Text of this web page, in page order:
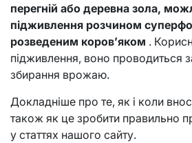
перегній або деревна зола,
підживлення розчином
розведеним коров’яком .
підживлення, воно проводиться
збирання врожаю.
Докладніше про те, як і коли
також як це зробити правильно
у статтях нашого сайту.